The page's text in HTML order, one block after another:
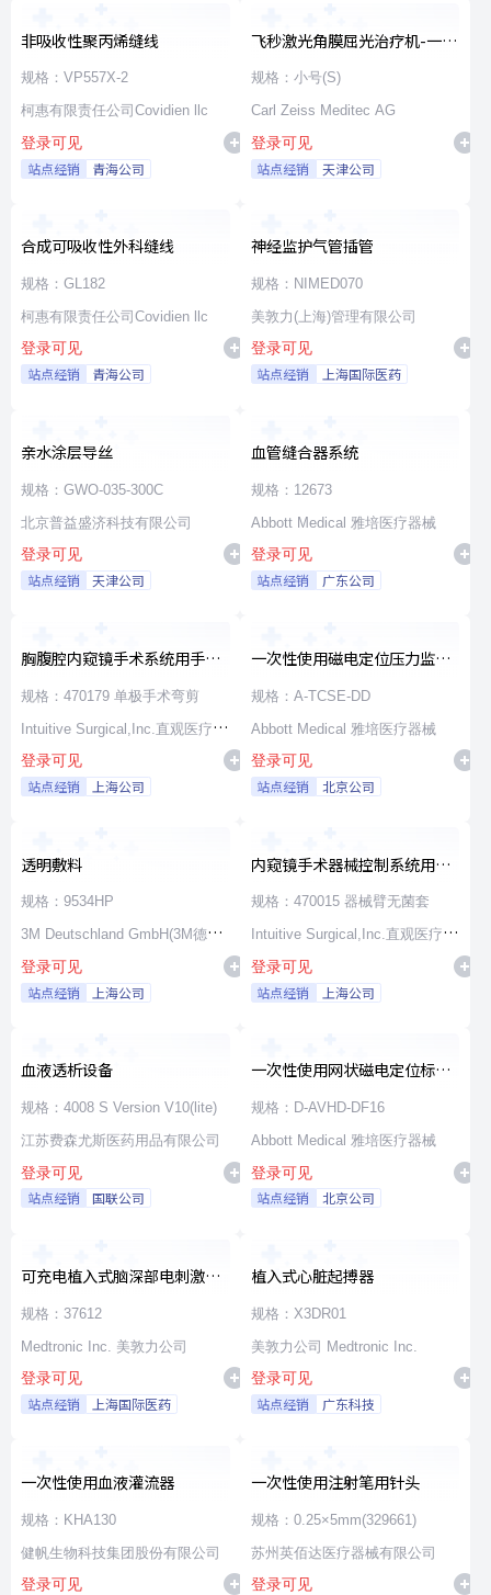
非吸收性聚丙烯缝线
规格：VP557X-2
柯惠有限责任公司Covidien llc
登录可见
站点经销 青海公司
飞秒激光角膜屈光治疗机-一次
性使用无菌治疗包
规格：小号(S)
Carl Zeiss Meditec AG
登录可见
站点经销 天津公司
合成可吸收性外科缝线
规格：GL182
柯惠有限责任公司Covidien llc
登录可见
站点经销 青海公司
神经监护气管插管
规格：NIMED070
美敦力(上海)管理有限公司
登录可见
站点经销 上海国际医药
亲水涂层导丝
规格：GWO-035-300C
北京普益盛济科技有限公司
登录可见
站点经销 天津公司
血管缝合器系统
规格：12673
Abbott Medical 雅培医疗器械
登录可见
站点经销 广东公司
胸腹腔内窥镜手术系统用手术
器械
规格：470179 单极手术弯剪
Intuitive Surgical,Inc.直观医疗公
司
登录可见
站点经销 上海公司
一次性使用磁电定位压力监测
消融导管
规格：A-TCSE-DD
Abbott Medical 雅培医疗器械
登录可见
站点经销 北京公司
透明敷料
规格：9534HP
3M Deutschland GmbH(3M德国
公司)
登录可见
站点经销 上海公司
内窥镜手术器械控制系统用无
源器械和附件
规格：470015 器械臂无菌套
Intuitive Surgical,Inc.直观医疗公
司
登录可见
站点经销 上海公司
血液透析设备
规格：4008 S Version V10(lite)
江苏费森尤斯医药用品有限公司
登录可见
站点经销 国联公司
一次性使用网状磁电定位标测
导管
规格：D-AVHD-DF16
Abbott Medical 雅培医疗器械
登录可见
站点经销 北京公司
可充电植入式脑深部电刺激脉
冲发生器套件
规格：37612
Medtronic Inc. 美敦力公司
登录可见
站点经销 上海国际医药
植入式心脏起搏器
规格：X3DR01
美敦力公司 Medtronic Inc.
登录可见
站点经销 广东科技
一次性使用血液灌流器
规格：KHA130
健帆生物科技集团股份有限公司
登录可见
一次性使用注射笔用针头
规格：0.25×5mm(329661)
苏州英佰达医疗器械有限公司
登录可见